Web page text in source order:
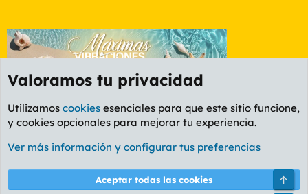
Foro General
Cookies
PL OLDSTYLE AMARILLO
Términos y reglas Política de privacidad Ayuda
Valoramos tu privacidad
Utilizamos cookies esenciales para que este sitio funcione,
y cookies opcionales para mejorar tu experiencia.
Ver más información y configurar tus preferencias
Aceptar todas las cookies